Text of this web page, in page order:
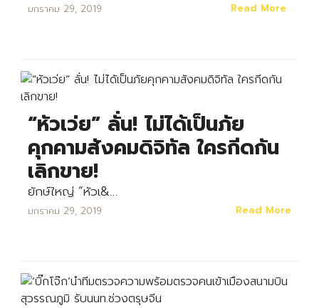
มกราคม 29, 2019 Read More
“หัวเว่ย” ลั่น! ไม่ได้เป็นภัย
คุกคามสังคมดิจิทัล ใครกีดกัน
เลิกขาย!
ยักษ์ใหญ่ “หัวเ&…
มกราคม 29, 2019 Read More